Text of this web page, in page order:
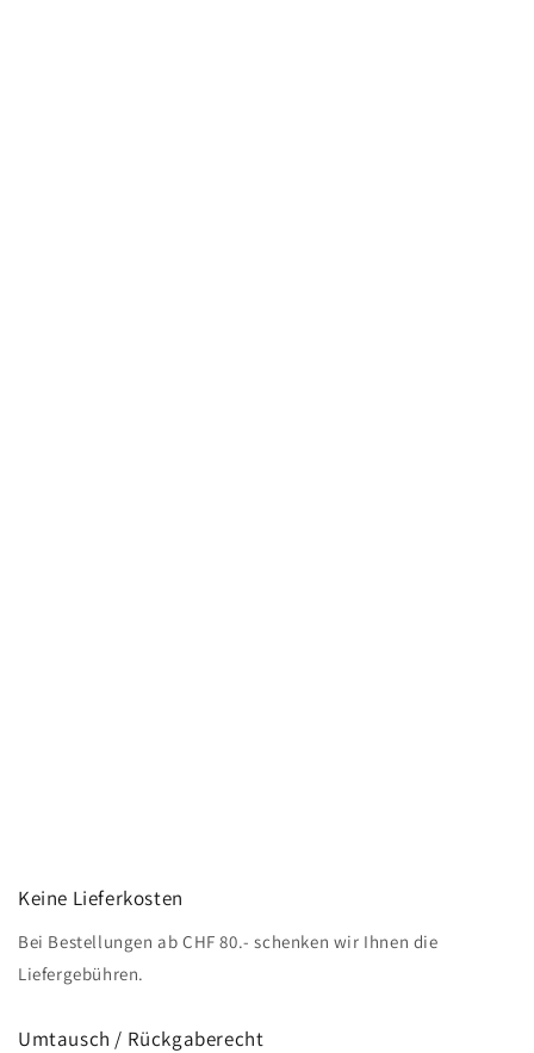
Keine Lieferkosten
Bei Bestellungen ab CHF 80.- schenken wir Ihnen die
Liefergebühren.
Umtausch / Rückgaberecht